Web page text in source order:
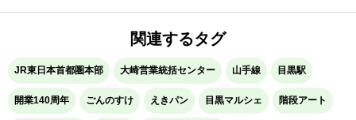
関連するタグ
JR東日本首都圏本部 大崎営業統括センター 山手線 目黒駅
開業140周年 ごんのすけ えきパン 目黒マルシェ 階段アート